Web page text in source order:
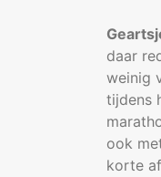
daar
weinig
tijdens
ook
korte